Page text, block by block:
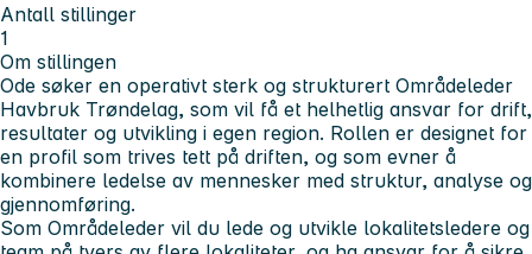
Antall stillinger
1
Om stillingen
Ode søker en operativt sterk og strukturert Områdeleder
Havbruk Trøndelag, som vil få et helhetlig ansvar for drift,
resultater og utvikling i egen region. Rollen er designet for
en profil som trives tett på driften, og som evner å
kombinere ledelse av mennesker med struktur, analyse og
gjennomføring.
Som Områdeleder vil du lede og utvikle lokalitetsledere og